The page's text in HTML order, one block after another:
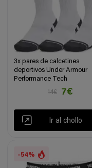
3x pares de calcetines
deportivos Under Armour
Performance Tech
14€
7€
Ir al chollo
-54%